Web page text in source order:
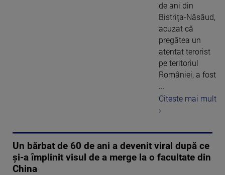
de ani din
Bistrița-Năsăud,
acuzat că
pregătea un
atentat terorist
pe teritoriul
României, a fost
...
Citeste mai mult
›
Un bărbat de 60 de ani a devenit viral după ce
și-a împlinit visul de a merge la o facultate din
China